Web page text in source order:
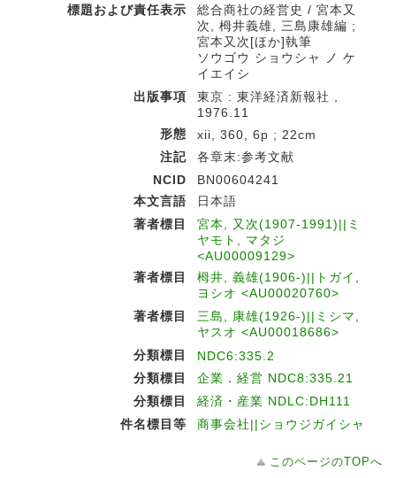
標題および責任表示
総合商社の経営史 / 宮本又
次, 栂井義雄, 三島康雄編 ;
宮本又次[ほか]執筆
ソウゴウ ショウシャ ノ ケ
イエイシ
出版事項
東京 : 東洋経済新報社 ,
1976.11
形態
xii, 360, 6p ; 22cm
注記
各章末:参考文献
NCID
BN00604241
本文言語
日本語
著者標目
宮本, 又次(1907-1991)||ミ
ヤモト, マタジ
<AU00009129>
著者標目
栂井, 義雄(1906-)||トガイ,
ヨシオ <AU00020760>
著者標目
三島, 康雄(1926-)||ミシマ,
ヤスオ <AU00018686>
分類標目
NDC6:335.2
分類標目
企業．経営 NDC8:335.21
分類標目
経済・産業 NDLC:DH111
件名標目等
商事会社||ショウジガイシャ
このページのTOPへ